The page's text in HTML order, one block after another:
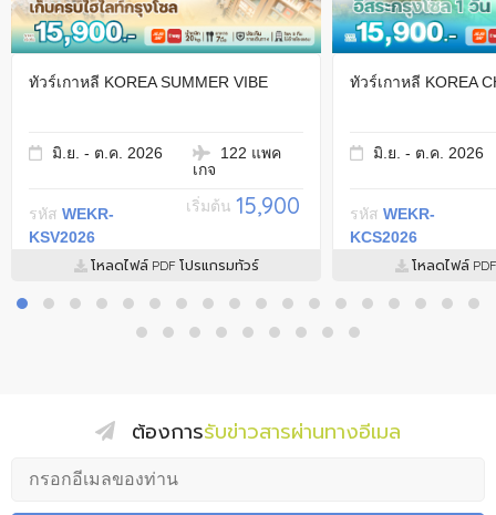
ทัวร์เกาหลี KOREA SUMMER VIBE
มิ.ย. - ต.ค. 2026
122 แพค
เกจ
รหัส WEKR-
KSV2026
เริ่มต้น 15,900
โหลดไฟล์ PDF โปรแกรมทัวร์
ทัวร์เกาหลี KOREA
มิ.ย. - ต.ค. 2026
รหัส WEKR-
KCS2026
โหลดไฟล์
ต้องการรับข่าวสารผ่านทางอีเมล